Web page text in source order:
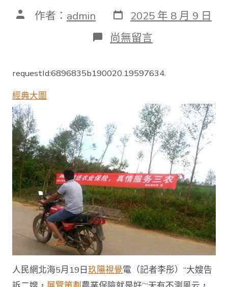
文 作者： admin 發
表
日
期
2025 年 8 月 9 日
在
〈農
保
險
突
破：
保
足
保
全
難
覆
蓋
定
損
標
準
化
待
提
升
尚無留言
requestId:6896835b190020.19597634.
經典大圖
人民網北海5月19日玖陽視覺電（記者李彤）“大嫂告